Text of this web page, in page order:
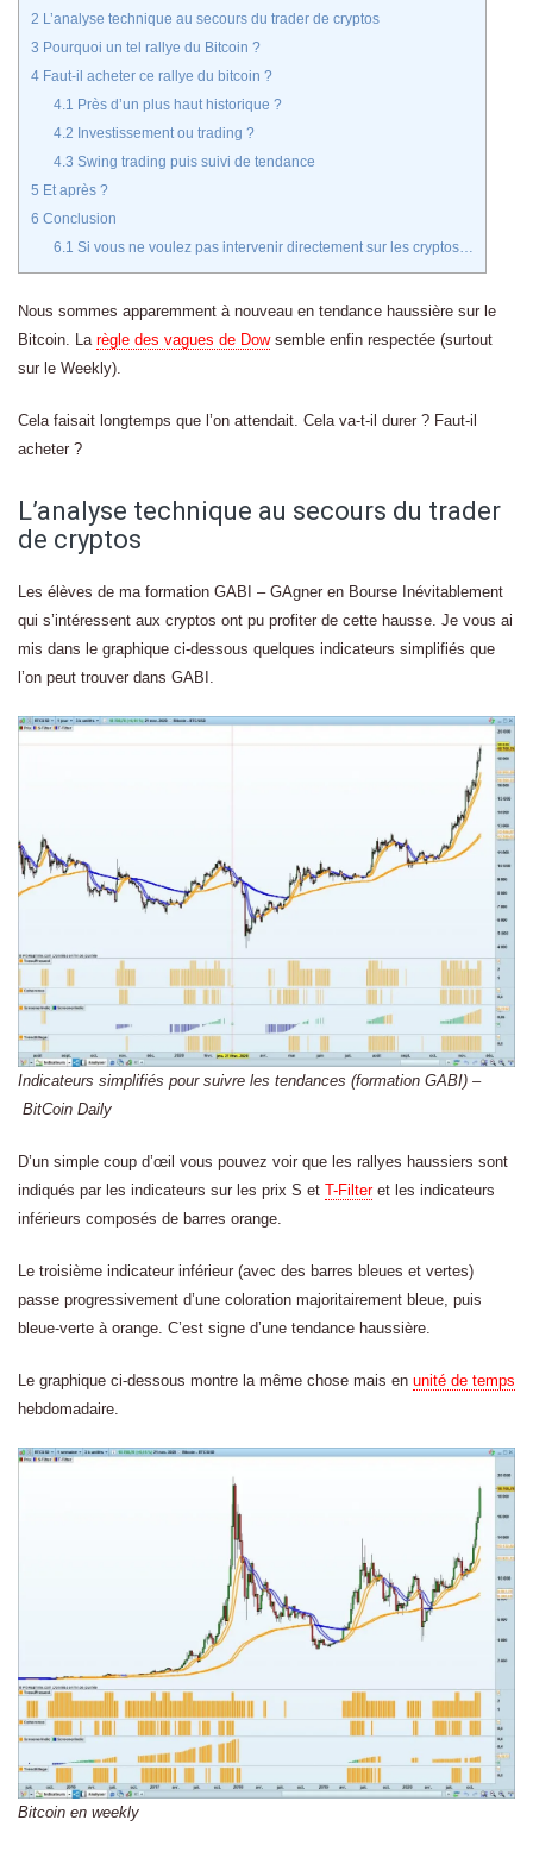
2 L’analyse technique au secours du trader de cryptos
3 Pourquoi un tel rallye du Bitcoin ?
4 Faut-il acheter ce rallye du bitcoin ?
4.1 Près d’un plus haut historique ?
4.2 Investissement ou trading ?
4.3 Swing trading puis suivi de tendance
5 Et après ?
6 Conclusion
6.1 Si vous ne voulez pas intervenir directement sur les cryptos…
Nous sommes apparemment à nouveau en tendance haussière sur le
Bitcoin. La règle des vagues de Dowsemble enfin respectée (surtout
sur le Weekly).
Cela faisait longtemps que l’on attendait. Cela va-t-il durer ? Faut-il
acheter ?
L’analyse technique au secours du trader
de cryptos
Les élèves de ma formation GABI – GAgner en Bourse Inévitablement
qui s’intéressent aux cryptos ont pu profiter de cette hausse. Je vous ai
mis dans le graphique ci-dessous quelques indicateurs simplifiés que
l’on peut trouver dans GABI.
Indicateurs simplifiés pour suivre les tendances (formation GABI) –
BitCoin Daily
D’un simple coup d’œil vous pouvez voir que les rallyes haussiers sont
indiqués par les indicateurs sur les prix S et T-Filteret les indicateurs
inférieurs composés de barres orange.
Le troisième indicateur inférieur (avec des barres bleues et vertes)
passe progressivement d’une coloration majoritairement bleue, puis
bleue-verte à orange. C’est signe d’une tendance haussière.
Le graphique ci-dessous montre la même chose mais en unité de temps
hebdomadaire.
Bitcoin en weekly